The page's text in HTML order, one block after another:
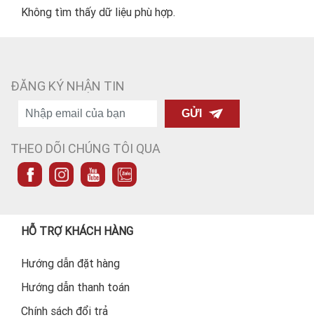
Không tìm thấy dữ liệu phù hợp.
ĐĂNG KÝ NHẬN TIN
GỬI
THEO DÕI CHÚNG TÔI QUA
HỖ TRỢ KHÁCH HÀNG
Hướng dẫn đặt hàng
Hướng dẫn thanh toán
Chính sách đổi trả